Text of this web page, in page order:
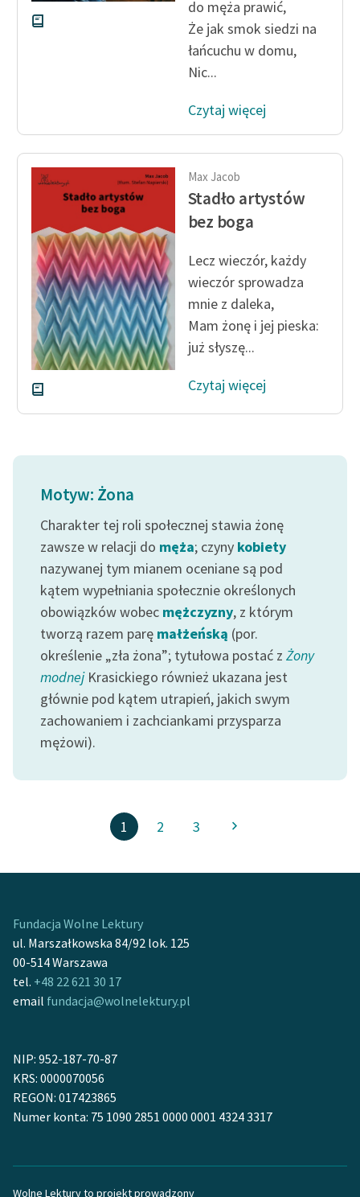
do męża prawić,
Że jak smok siedzi na
łańcuchu w domu,
Nic...
Czytaj więcej
Max Jacob
Stadło artystów
bez boga
Lecz wieczór, każdy
wieczór sprowadza
mnie z daleka,
Mam żonę i jej pieska:
już słyszę...
Czytaj więcej
Motyw: Żona
Charakter tej roli społecznej stawia żonę
zawsze w relacji do męża; czyny kobiety
nazywanej tym mianem oceniane są pod
kątem wypełniania społecznie określonych
obowiązków wobec mężczyzny, z którym
tworzą razem parę małżeńską (por.
określenie „zła żona”; tytułowa postać z Żony
modnejKrasickiego również ukazana jest
głównie pod kątem utrapień, jakich swym
zachowaniem i zachciankami przysparza
mężowi).
1 2 3
Fundacja Wolne Lektury
ul. Marszałkowska 84/92 lok. 125
00-514 Warszawa
tel. +48 22 621 30 17
email fundacja@wolnelektury.pl
NIP: 952-187-70-87
KRS: 0000070056
REGON: 017423865
Numer konta: 75 1090 2851 0000 0001 4324 3317
Wolne Lektury to projekt prowadzony